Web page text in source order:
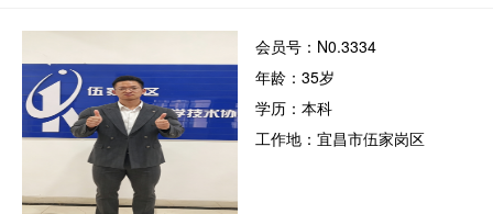
会员号：N0.3334
年龄：35岁
学历：本科
工作地：宜昌市伍家岗区